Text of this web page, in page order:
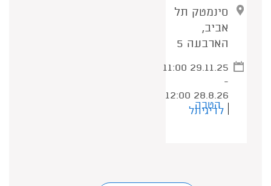
סינמטק תל
אביב,
הארבעה 5
11:00 29.11.25
-
12:00 28.8.26
הטבה
לדיגיתל